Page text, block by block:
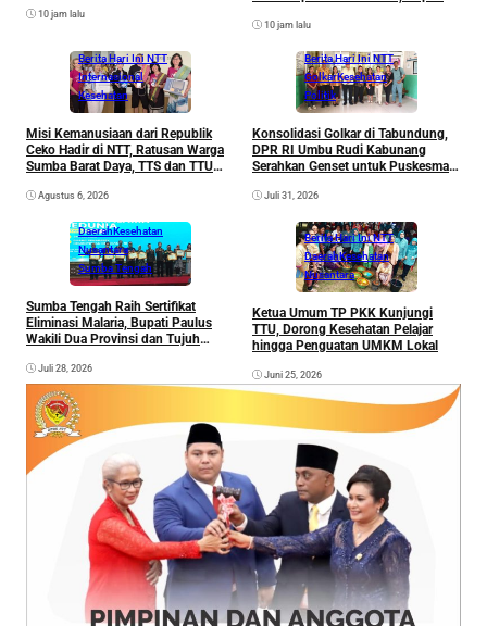
10 jam lalu
10 jam lalu
Berita Hari Ini NTT
Internasional
Kesehatan
Misi Kemanusiaan dari Republik
Ceko Hadir di NTT, Ratusan Warga
Sumba Barat Daya, TTS dan TTU
Agustus 6, 2026
Berita Hari Ini NTT
GolkarKesehatan
Politik
Konsolidasi Golkar di Tabundung,
DPR RI Umbu Rudi Kabunang
Serahkan Genset untuk Puskesmas
Juli 31, 2026
DaerahKesehatan
Nusantara
Sumba Tengah
Sumba Tengah Raih Sertifikat
Eliminasi Malaria, Bupati Paulus
Wakili Dua Provinsi dan Tujuh
Nasional
Juli 28, 2026
Berita Hari Ini NTT
DaerahKesehatan
Nusantara
Ketua Umum TP PKK Kunjungi
TTU, Dorong Kesehatan Pelajar
hingga Penguatan UMKM Lokal
Juni 25, 2026